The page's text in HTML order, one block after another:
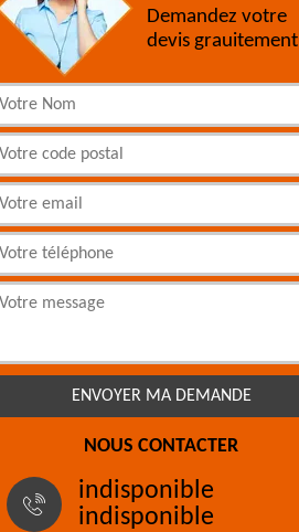
Demandez votre
devis grauitement
NOUS CONTACTER
indisponible
indisponible